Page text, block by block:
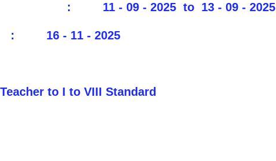
: 11 - 09 - 2025 to 13 - 09 - 2025
: 16 - 11 - 2025
I to VIII Standard